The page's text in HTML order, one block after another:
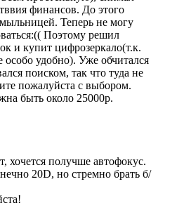
финансов. До этого
Теперь не могу
Поэтому решил
и купит цифрозеркало(т.к.
особо удобно). Уже обчитался
поиском, так что туда не
пожалуйста с выбором.
быть около 25000р.
хочется получше автофокус.
20D, но стремно брать б/